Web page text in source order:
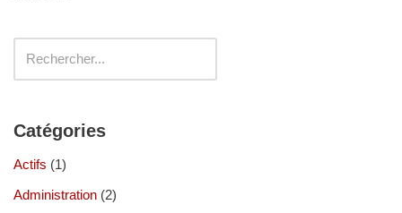
Catégories
Actifs (1)
Administration (2)